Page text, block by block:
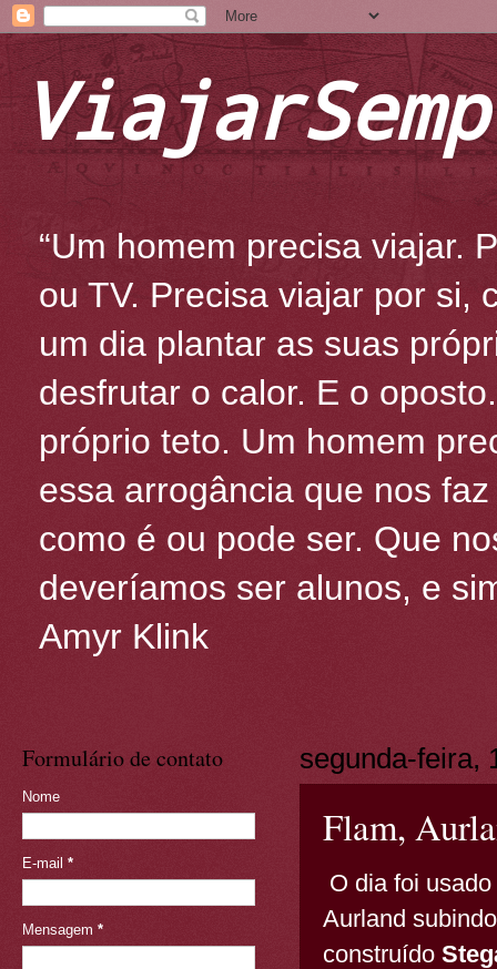
“Um homem precisa viajar.
ou TV. Precisa viajar por si,
um dia plantar as suas
desfrutar o calor. E o
próprio teto. Um homem
essa arrogância que nos
como é ou pode ser. Que
deveríamos ser alunos, e
Amyr Klink
segunda-feira,
Flam,
O dia foi
Aurland
construído
Formulário de contato
Nome
E-mail *
Mensagem *